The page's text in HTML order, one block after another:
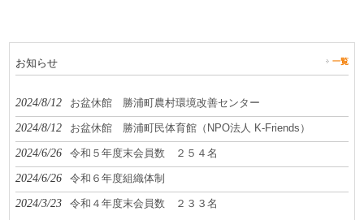
お知らせ 一覧
2024/8/12 お盆休館 勝浦町農村環境改善センター
2024/8/12 お盆休館 勝浦町民体育館（NPO法人 K-Friends）
2024/6/26 令和５年度末会員数 ２５４名
2024/6/26 令和６年度組織体制
2024/3/23 令和４年度末会員数 ２３３名